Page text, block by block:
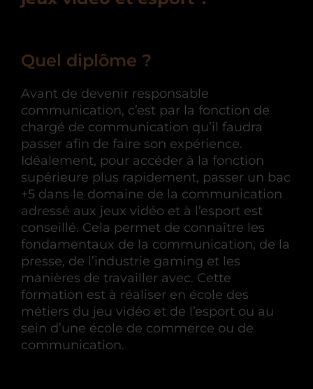
Quel diplôme ?
Avant de devenir responsable
communication, c’est par la fonction de
chargé de communication qu’il faudra
passer afin de faire son expérience.
Idéalement, pour accéder à la fonction
supérieure plus rapidement, passer un bac
+5 dans le domaine de la communication
adressé aux jeux vidéo et à l’esport est
conseillé. Cela permet de connaître les
fondamentaux de la communication, de la
presse, de l’industrie gaming et les
manières de travailler avec. Cette
formation est à réaliser en école des
métiers du jeu vidéo et de l’esport ou au
sein d’une école de commerce ou de
communication.